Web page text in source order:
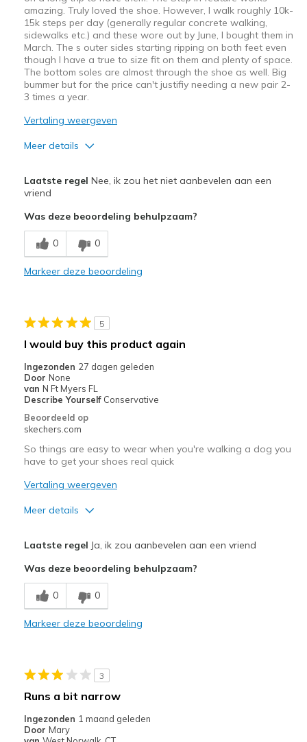
amazing. Truly loved the shoe. However, I walk roughly 10k-
15k steps per day (generally regular concrete walking,
sidewalks etc.) and these wore out by June, I bought them in
March. The s outer sides starting ripping on both feet even
though I have a true to size fit on them and plenty of space.
The bottom soles are almost through the shoe as well. Big
bummer but for the price can't justifiy needing a new pair 2-
3 times a year.
Vertaling weergeven
Meer details
Comfortable
Stylish
Minpunten
Poor Quality
Beste toepassingen
Casual Wear
Width
Feels true to width
Sizing
Laatste regel Nee, ik zou het niet aanbevelen aan een
vriend
Was deze beoordeling behulpzaam?
0 0
Markeer deze beoordeling
5
I would buy this product again
Ingezonden 27 dagen geleden
Door None
van N Ft Myers FL
Describe Yourself Conservative
Beoordeeld op
skechers.com
So things are easy to wear when you're walking a dog you
have to get your shoes real quick
Vertaling weergeven
Meer details
Breathe Well
Comfortable
Travel
Laatste regel Ja, ik zou aanbevelen aan een vriend
Was deze beoordeling behulpzaam?
0 0
Markeer deze beoordeling
3
Runs a bit narrow
Ingezonden 1 maand geleden
Door Mary